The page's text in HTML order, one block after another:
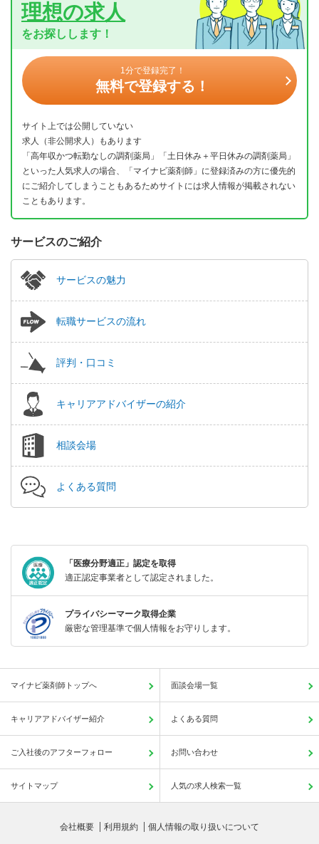
理想の求人
をお探しします！
1分で登録完了！
無料で登録する！
サイト上では公開していない
求人（非公開求人）もあります
「高年収かつ転勤なしの調剤薬局」「土日休み＋平日休みの調剤薬局」
といった人気求人の場合、「マイナビ薬剤師」に登録済みの方に優先的
にご紹介してしまうこともあるためサイトには求人情報が掲載されない
こともあります。
サービスのご紹介
サービスの魅力
転職サービスの流れ
評判・口コミ
キャリアアドバイザーの紹介
相談会場
よくある質問
「医療分野適正」認定を取得
適正認定事業者として認定されました。
プライバシーマーク取得企業
厳密な管理基準で個人情報をお守りします。
マイナビ薬剤師トップへ 面談会場一覧
キャリアアドバイザー紹介 よくある質問
ご入社後のアフターフォロー お問い合わせ
サイトマップ 人気の求人検索一覧
会社概要 利用規約 個人情報の取り扱いについて